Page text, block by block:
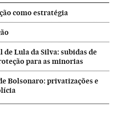
como estratégia
Lula da Silva: subidas de
para as minorias
Bolsonaro: privatizações e